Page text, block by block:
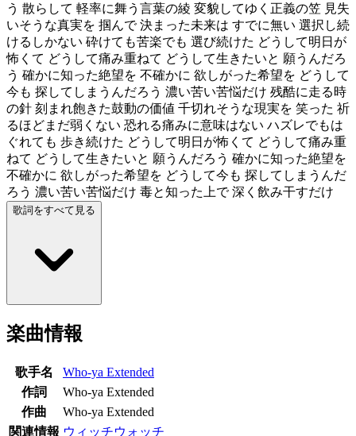
う 散らして 軽率に舞う言葉の綾 変貌してゆく正義の笠 見失
いそうな真実を 掴んで 決まった未来は すでに無い 選択し続
けるしかない 砕けても苦楽でも 選び続けた どうして明日が
怖くて どうして痛み重ねて どうして生きたいと 願うんだろ
う 確かに知った絶望を 不確かに 欲しがった希望を どうして
今も 探してしまうんだろう 濃い苦い苦悩だけ 残酷に走る時
の針 刻まれ飽きた鼓動の価値 千切れそうな現実を 笑った 祈
るほどまだ弱くない 恐れる痛みに意味はない ハズレでもは
ぐれても 歩き続けた どうして明日が怖くて どうして痛み重
ねて どうして生きたいと 願うんだろう 確かに知った絶望を
不確かに 欲しがった希望を どうして今も 探してしまうんだ
ろう 濃い苦い苦悩だけ 毒と知った上で 深く飲み干すだけ
歌詞をすべて見る
楽曲情報
歌手名
Who-ya Extended
作詞
Who-ya Extended
作曲
Who-ya Extended
関連情報 ウィッチウォッチ